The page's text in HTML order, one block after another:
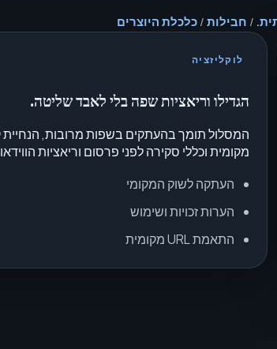
/ חבילות / כלכלת היוצרים
לוקליזציה
הגדילו וריאציות שפה בלי לאבד שליטה.
המסלול תומך בהעתקים בשפות מרובות, הנחיית
מקומית וכללי סקירה לפני פרסום וריאציות
העתקה לשוק המקומי
הערות זכויות ושימוש
התאמת URL מקומית